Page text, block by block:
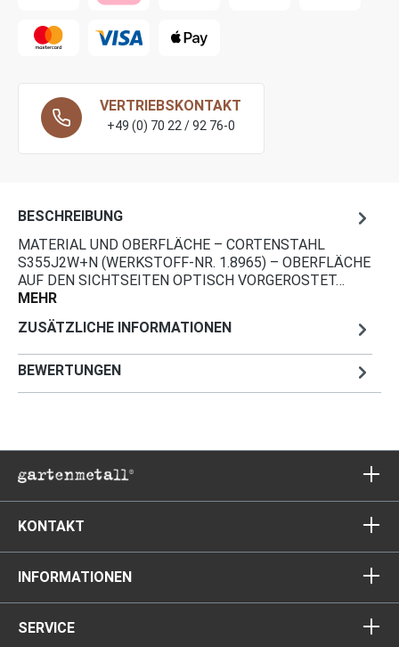
VERTRIEBSKONTAKT
+49 (0) 70 22 / 92 76-0
BESCHREIBUNG
MATERIAL UND OBERFLÄCHE – CORTENSTAHL
S355J2W+N (WERKSTOFF-NR. 1.8965) – OBERFLÄCHE
AUF DEN SICHTSEITEN OPTISCH VORGEROSTET…
MEHR
ZUSÄTZLICHE INFORMATIONEN
BEWERTUNGEN
KONTAKT
INFORMATIONEN
SERVICE